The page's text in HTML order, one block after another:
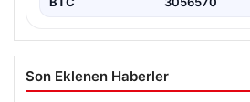
Son Eklenen Haberler